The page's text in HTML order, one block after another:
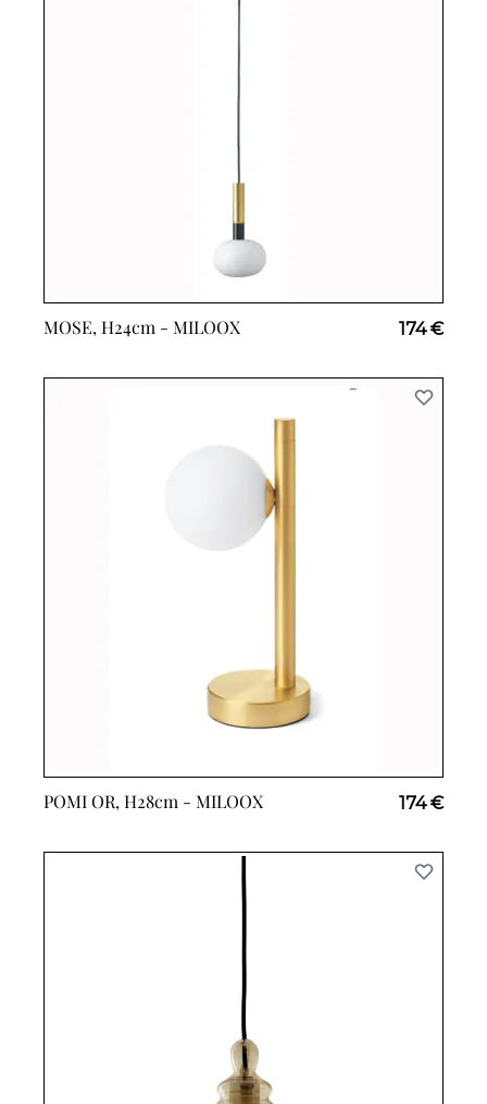
MOSE, H24cm - MILOOX 174 €
POMI OR, H28cm - MILOOX 174 €